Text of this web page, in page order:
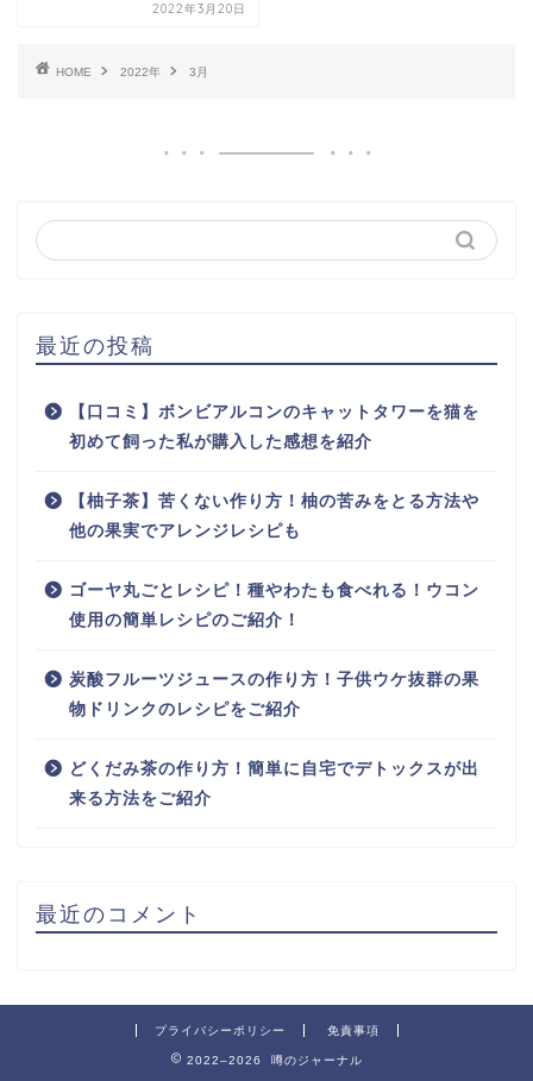
2022年3月20日
HOME 2022年 3月
最近の投稿
【口コミ】ボンビアルコンのキャットタワーを猫を
初めて飼った私が購入した感想を紹介
【柚子茶】苦くない作り方！柚の苦みをとる方法や
他の果実でアレンジレシピも
ゴーヤ丸ごとレシピ！種やわたも食べれる！ウコン
使用の簡単レシピのご紹介！
炭酸フルーツジュースの作り方！子供ウケ抜群の果
物ドリンクのレシピをご紹介
どくだみ茶の作り方！簡単に自宅でデトックスが出
来る方法をご紹介
最近のコメント
プライバシーポリシー 免責事項
2022–2026 噂のジャーナル